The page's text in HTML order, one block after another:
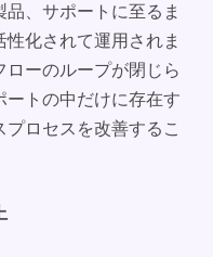
、サポートに至るま
化されて運用されま
ーのループが閉じら
トの中だけに存在す
ロセスを改善するこ